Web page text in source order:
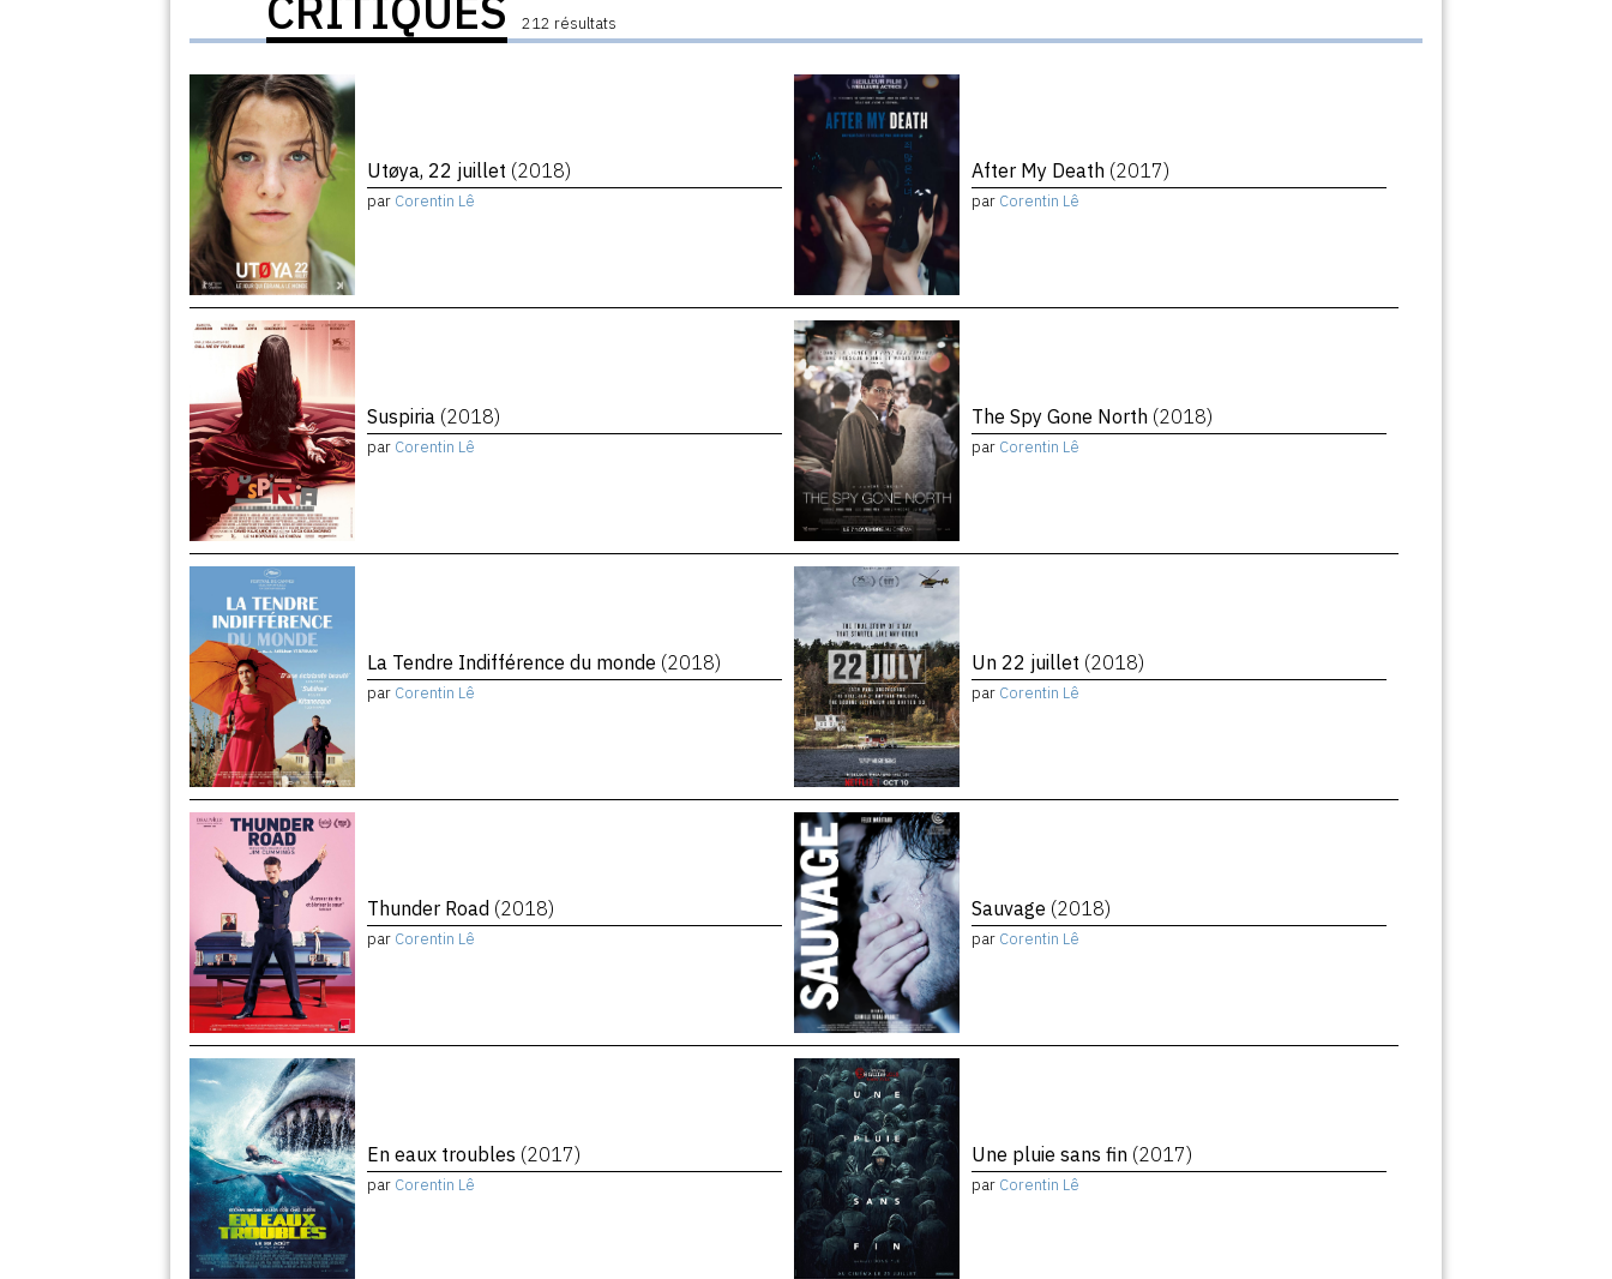
212 résultats
Utøya, 22 juillet (2018)
par Corentin Lê
After My Death (2017)
par Corentin Lê
Suspiria (2018)
par Corentin Lê
The Spy Gone North (2018)
par Corentin Lê
La Tendre Indifférence du monde (2018)
par Corentin Lê
Un 22 juillet (2018)
par Corentin Lê
Thunder Road (2018)
par Corentin Lê
Sauvage (2018)
par Corentin Lê
En eaux troubles (2017)
par Corentin Lê
Une pluie sans fin (2017)
par Corentin Lê